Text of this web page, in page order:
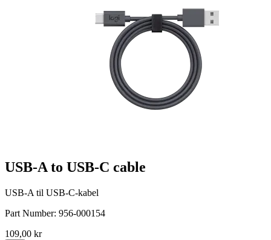
USB-A to USB-C cable
USB-A til USB-C-kabel
Part Number: 956-000154
109,00 kr